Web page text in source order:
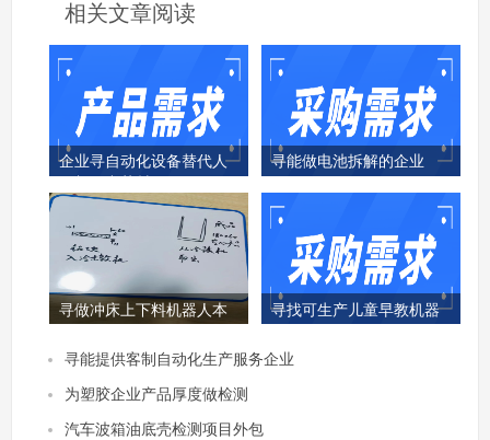
相关文章阅读
企业寻自动化设备替代人
寻能做电池拆解的企业
寻做冲床上下料机器人本
寻找可生产儿童早教机器
寻能提供客制自动化生产服务企业
为塑胶企业产品厚度做检测
汽车波箱油底壳检测项目外包